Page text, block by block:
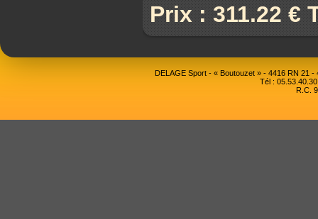
Prix : 311.22 €
DELAGE Sport - « Boutouzet » - 4416 RN 21
Tél :
R.C.